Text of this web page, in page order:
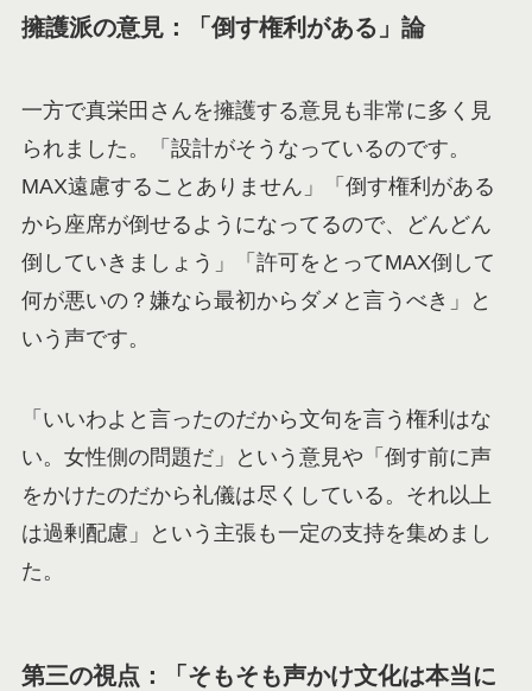
擁護派の意見：「倒す権利がある」論
一方で真栄田さんを擁護する意見も非常に多く見
られました。「設計がそうなっているのです。
MAX遠慮することありません」「倒す権利がある
から座席が倒せるようになってるので、どんどん
倒していきましょう」「許可をとってMAX倒して
何が悪いの？嫌なら最初からダメと言うべき」と
いう声です。
「いいわよと言ったのだから文句を言う権利はな
い。女性側の問題だ」という意見や「倒す前に声
をかけたのだから礼儀は尽くしている。それ以上
は過剰配慮」という主張も一定の支持を集めまし
た。
第三の視点：「そもそも声かけ文化は本当に